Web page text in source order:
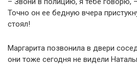
Точно он ее бедную вчера
стоял!
Маргарита позвонила в двери
они тоже сегодня не видели